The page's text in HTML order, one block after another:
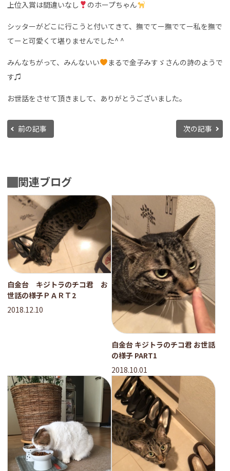
上位入賞は間違いなし のホープちゃん
シッターがどこに行こうと付いてきて、撫でてー撫でてー私を撫で
てーと可愛くて堪りませんでした^ ^
みんなちがって、みんないい
まるで金子みすゞさんの詩のようで
す♫
お世話をさせて頂きまして、ありがとうございました。
前の記事 次の記事
関連ブログ
白金台 キジトラのチコ君 お
世話の様子ＰＡＲＴ2
2018.12.10
白金台 キジトラのチコ君 お世話
の様子 PART1
2018.10.01